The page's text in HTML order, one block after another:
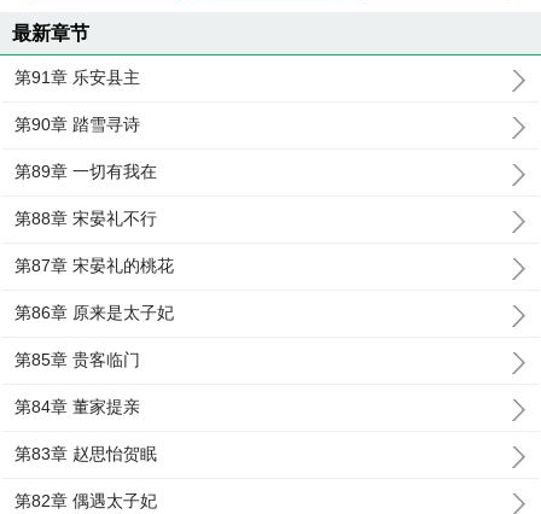
最新章节
第91章 乐安县主
第90章 踏雪寻诗
第89章 一切有我在
第88章 宋晏礼不行
第87章 宋晏礼的桃花
第86章 原来是太子妃
第85章 贵客临门
第84章 董家提亲
第83章 赵思怡贺眠
第82章 偶遇太子妃